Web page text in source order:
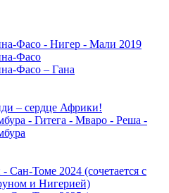
Фасо - Нигер - Мали 2019
Фасо
Фасо – Гана
– сердце Африки!
- Гитега - Мваро - Реша -
- Сан-Томе 2024 (сочетается с
и Нигерией)